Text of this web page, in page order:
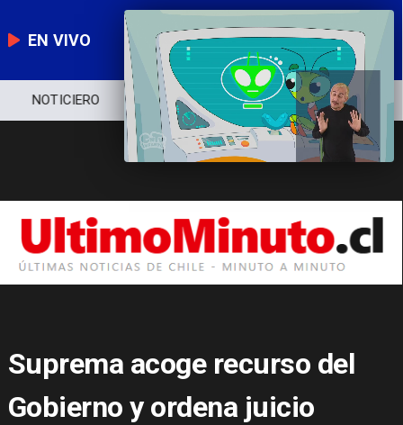
EN VIVO
NOTICIERO POLÍTICA ECONOMÍA
Suprema acoge recurso del
Gobierno y ordena juicio